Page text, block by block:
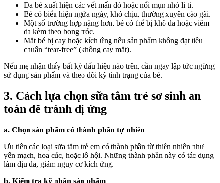
Da bé xuất hiện các vết mẩn đỏ hoặc nổi mụn nhỏ li ti.
Bé có biểu hiện ngứa ngáy, khó chịu, thường xuyên cào gãi.
Một số trường hợp nặng hơn, bé có thể bị khô da hoặc viêm
da kèm theo bong tróc.
Mắt bé bị cay hoặc kích ứng nếu sản phẩm không đạt tiêu
chuẩn “tear-free” (không cay mắt).
Nếu mẹ nhận thấy bất kỳ dấu hiệu nào trên, cần ngay lập tức ngừng
sử dụng sản phẩm và theo dõi kỹ tình trạng của bé.
3. Cách lựa chọn sữa tắm trẻ sơ sinh an
toàn để tránh dị ứng
a. Chọn sản phẩm có thành phần tự nhiên
Ưu tiên các loại sữa tắm trẻ em có thành phần từ thiên nhiên như
yến mạch, hoa cúc, hoặc lô hội. Những thành phần này có tác dụng
làm dịu da, giảm nguy cơ kích ứng.
b. Kiểm tra kỹ nhãn sản phẩm